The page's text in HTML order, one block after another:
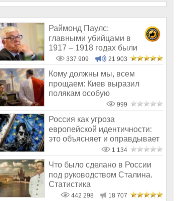
Раймонд Паулс:
главными убийцами в
1917 – 1918 годах были
латыши и евреи, а не русс
337 909 21 903
Кому должны мы, всем
прощаем: Киев выразил
полякам особую
999
Россия как угроза
европейской идентичности:
это объясняет и оправдывает
1 134
Что было сделано в России
под руководством Сталина.
Статистика
442 298 18 707